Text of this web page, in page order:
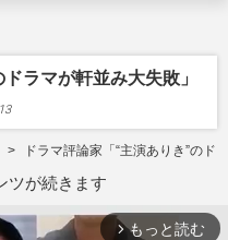
ラマが軒並み大失敗」
ドラマ評論家「“主演ありき”のド
ツが続きます
arrow_forward_ios もっと読む